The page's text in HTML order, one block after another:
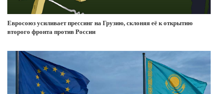
Евросоюз усиливает прессинг на Грузию, склоняя её к открытию
второго фронта против России